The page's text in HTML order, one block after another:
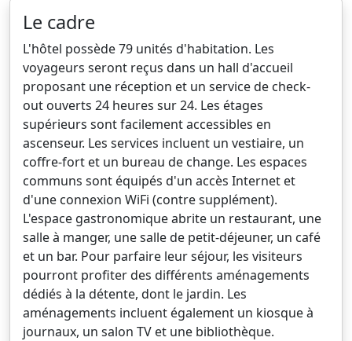
Le cadre
L'hôtel possède 79 unités d'habitation. Les
voyageurs seront reçus dans un hall d'accueil
proposant une réception et un service de check-
out ouverts 24 heures sur 24. Les étages
supérieurs sont facilement accessibles en
ascenseur. Les services incluent un vestiaire, un
coffre-fort et un bureau de change. Les espaces
communs sont équipés d'un accès Internet et
d'une connexion WiFi (contre supplément).
L'espace gastronomique abrite un restaurant, une
salle à manger, une salle de petit-déjeuner, un café
et un bar. Pour parfaire leur séjour, les visiteurs
pourront profiter des différents aménagements
dédiés à la détente, dont le jardin. Les
aménagements incluent également un kiosque à
journaux, un salon TV et une bibliothèque.